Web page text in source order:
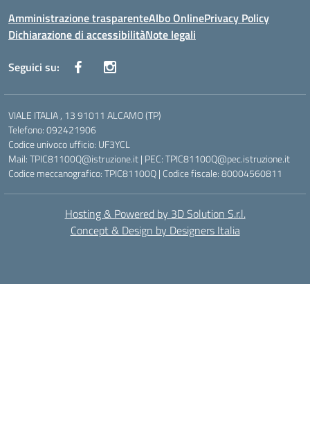
Amministrazione trasparenteAlbo OnlinePrivacy Policy
Dichiarazione di accessibilitàNote legali
Seguici su:
VIALE ITALIA , 13 91011 ALCAMO (TP)
Telefono: 092421906
Codice univoco ufficio: UF3YCL
Mail: TPIC81100Q@istruzione.it | PEC: TPIC81100Q@pec.istruzione.it
Codice meccanografico: TPIC81100Q | Codice fiscale: 80004560811
Hosting & Powered by 3D Solution S.r.l.
Concept & Design by Designers Italia